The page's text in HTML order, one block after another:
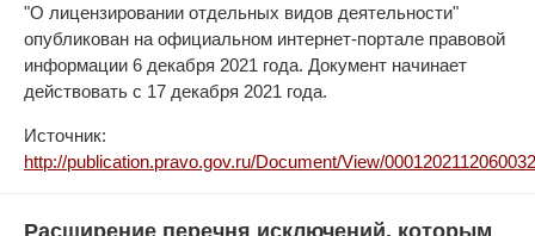
"О лицензировании отдельных видов деятельности"
опубликован на официальном интернет-портале правовой
информации 6 декабря 2021 года. Документ начинает
действовать с 17 декабря 2021 года.
Источник:
http://publication.pravo.gov.ru/Document/View/0001202112060032
Расширение перечня исключений, которым